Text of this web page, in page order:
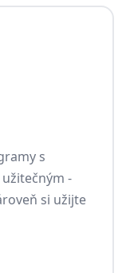
s
-
si užijte